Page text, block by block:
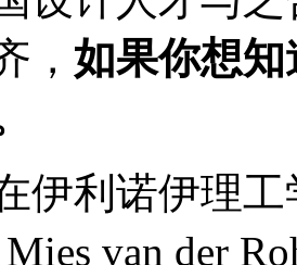
， 如果你想
伊利诺伊理
Mies van der